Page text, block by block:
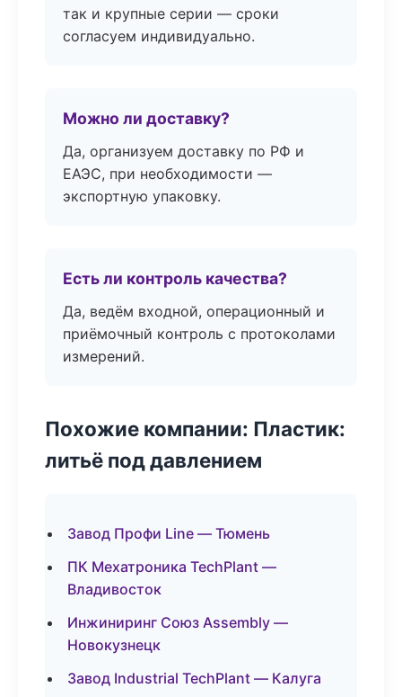
так и крупные серии — сроки
согласуем индивидуально.
Можно ли доставку?
Да, организуем доставку по РФ и
ЕАЭС, при необходимости —
экспортную упаковку.
Есть ли контроль качества?
Да, ведём входной, операционный и
приёмочный контроль с протоколами
измерений.
Похожие компании: Пластик:
литьё под давлением
Завод Профи Line — Тюмень
ПК Мехатроника TechPlant —
Владивосток
Инжиниринг Союз Assembly —
Новокузнецк
Завод Industrial TechPlant — Калуга